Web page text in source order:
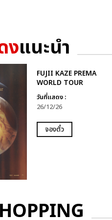
งแนะนำ
FUJII KAZE PREMA
WORLD TOUR
วันที่แสดง :
26/12/26
จองตั๋ว